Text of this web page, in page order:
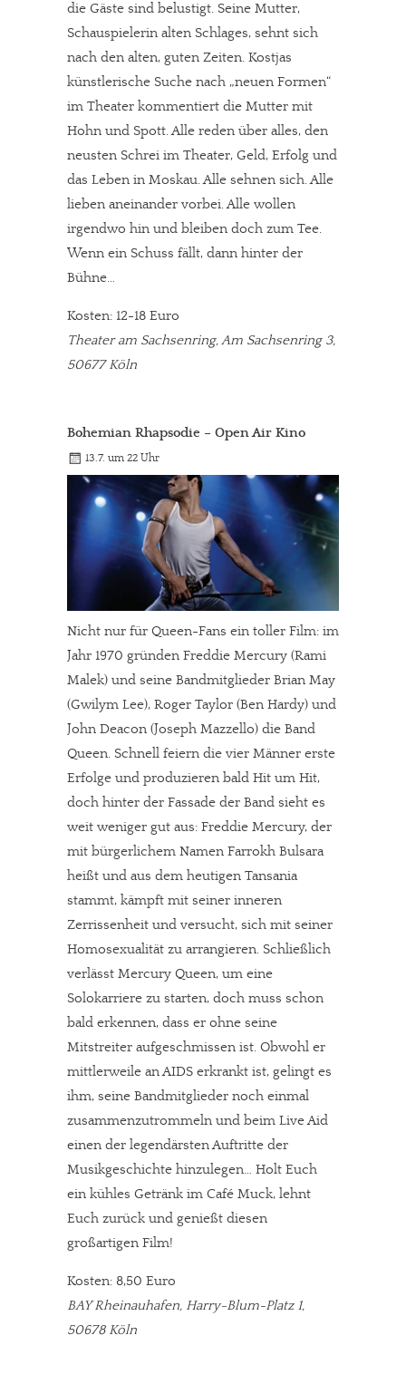
die Gäste sind belustigt. Seine Mutter,
Schauspielerin alten Schlages, sehnt sich
nach den alten, guten Zeiten. Kostjas
künstlerische Suche nach „neuen Formen“
im Theater kommentiert die Mutter mit
Hohn und Spott. Alle reden über alles, den
neusten Schrei im Theater, Geld, Erfolg und
das Leben in Moskau. Alle sehnen sich. Alle
lieben aneinander vorbei. Alle wollen
irgendwo hin und bleiben doch zum Tee.
Wenn ein Schuss fällt, dann hinter der
Bühne…
Kosten: 12-18 Euro
Theater am Sachsenring, Am Sachsenring 3,
50677 Köln
Bohemian Rhapsodie – Open Air Kino
13.7. um 22 Uhr
Nicht nur für Queen-Fans ein toller Film: im
Jahr 1970 gründen Freddie Mercury (Rami
Malek) und seine Bandmitglieder Brian May
(Gwilym Lee), Roger Taylor (Ben Hardy) und
John Deacon (Joseph Mazzello) die Band
Queen. Schnell feiern die vier Männer erste
Erfolge und produzieren bald Hit um Hit,
doch hinter der Fassade der Band sieht es
weit weniger gut aus: Freddie Mercury, der
mit bürgerlichem Namen Farrokh Bulsara
heißt und aus dem heutigen Tansania
stammt, kämpft mit seiner inneren
Zerrissenheit und versucht, sich mit seiner
Homosexualität zu arrangieren. Schließlich
verlässt Mercury Queen, um eine
Solokarriere zu starten, doch muss schon
bald erkennen, dass er ohne seine
Mitstreiter aufgeschmissen ist. Obwohl er
mittlerweile an AIDS erkrankt ist, gelingt es
ihm, seine Bandmitglieder noch einmal
zusammenzutrommeln und beim Live Aid
einen der legendärsten Auftritte der
Musikgeschichte hinzulegen… Holt Euch
ein kühles Getränk im Café Muck, lehnt
Euch zurück und genießt diesen
großartigen Film!
Kosten: 8,50 Euro
BAY Rheinauhafen, Harry-Blum-Platz 1,
50678 Köln